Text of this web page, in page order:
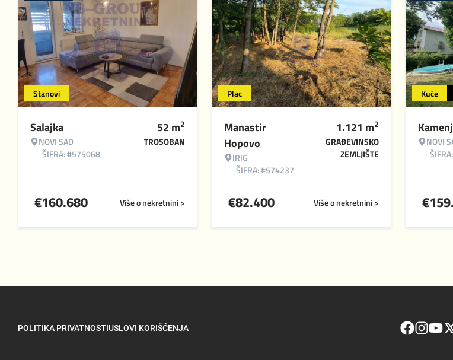
Stanovi
Salajka
NOVI SAD
ŠIFRA: #575068
52 m2
TROSOBAN
Više o nekretnini >
€160.680
Plac
Manastir
Hopovo
IRIG
ŠIFRA: #574237
1.121 m2
GRAĐEVINSKO
ZEMLJIŠTE
Više o nekretnini >
€82.400
Kuće
NOVI
€
POLITIKA PRIVATNOSTIUSLOVI KORIŠĆENJA